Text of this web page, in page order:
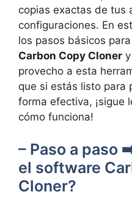
copias exactas de tus
configuraciones.⁢ En
los pasos básicos
⁤Carbon Copy Cloner
provecho a esta
que ⁢si ⁤estás listo‍ para
forma⁢ efectiva, ¡sigue
cómo funciona!
– ⁣Paso a paso
el software
Cloner?